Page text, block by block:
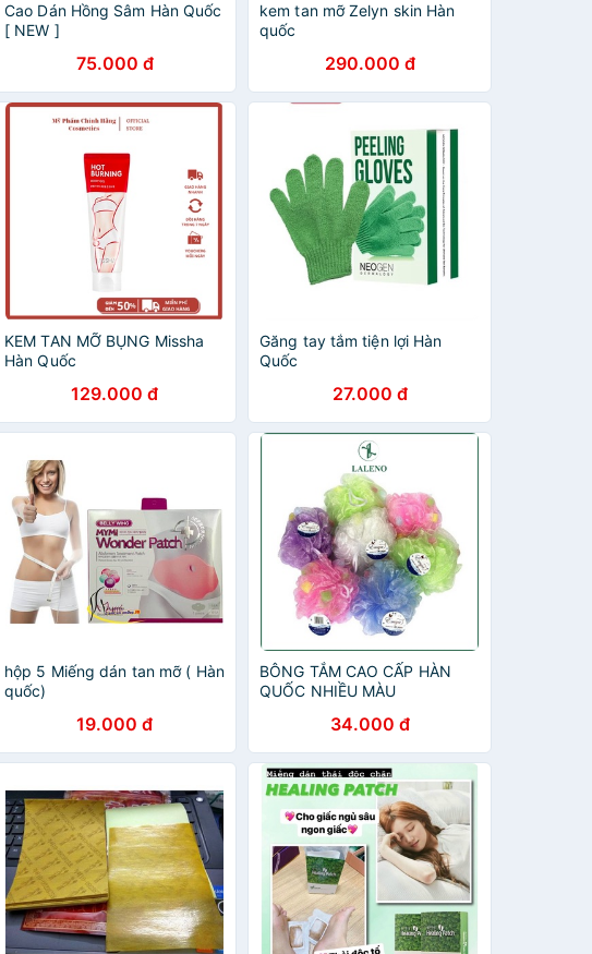
Cao Dán Hồng Sâm Hàn Quốc
[ NEW ]
75.000 đ
kem tan mỡ Zelyn skin Hàn
quốc
290.000 đ
KEM TAN MỠ BỤNG Missha
Hàn Quốc
129.000 đ
Găng tay tắm tiện lợi Hàn
Quốc
27.000 đ
hộp 5 Miếng dán tan mỡ ( Hàn
quốc)
19.000 đ
BÔNG TẮM CAO CẤP HÀN
QUỐC NHIỀU MÀU
34.000 đ